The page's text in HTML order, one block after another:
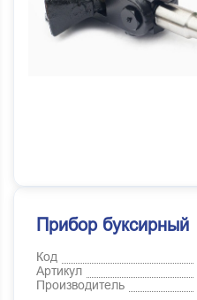
Прибор буксирный
Код
Артикул
Производитель